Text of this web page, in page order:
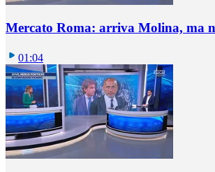
Mercato Roma: arriva Molina, ma
01:04